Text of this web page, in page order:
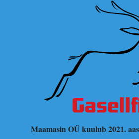
Maamasin OÜ kuulub 2021.